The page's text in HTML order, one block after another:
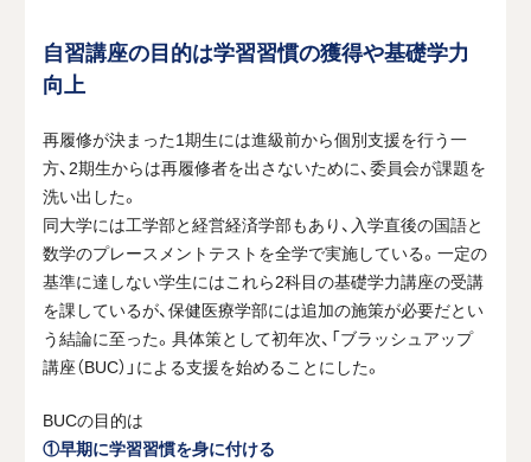
自習講座の目的は学習習慣の獲得や基礎学力
向上
再履修が決まった1期生には進級前から個別支援を行う一
方、2期生からは再履修者を出さないために、委員会が課題を
洗い出した。
同大学には工学部と経営経済学部もあり、入学直後の国語と
数学のプレースメントテストを全学で実施している。一定の
基準に達しない学生にはこれら2科目の基礎学力講座の受講
を課しているが、保健医療学部には追加の施策が必要だとい
う結論に至った。具体策として初年次、「ブラッシュアップ
講座（BUC）」による支援を始めることにした。
BUCの目的は
①早期に学習習慣を身に付ける